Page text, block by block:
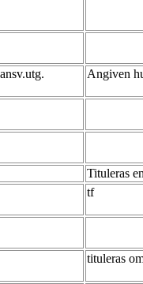
ansv.utg. Angiven
Tituleras
tf
tituleras